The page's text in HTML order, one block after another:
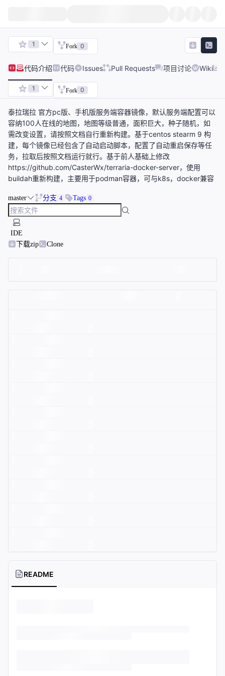
1 Fork 0
代码介绍 代码 Issues Pull Requests 项目讨论 Wiki
1 Fork 0
泰拉瑞拉 官方pc版、手机版服务端容器镜像，默认服务端配置可以
容纳100人在线的地图，地图等级普通，面积巨大，种子随机，如
需改变设置，请按照文档自行重新构建。基于centos stearm 9 构
建，每个镜像已经包含了自动启动脚本，配置了自动重启保存等任
务，拉取后按照文档运行就行。基于前人基础上修改
https://github.com/CasterWx/terraria-docker-server，使用
buildah重新构建，主要用于podman容器，可与k8s，docker兼容
master 分支 4 Tags 0
IDE
下载zip
Clone
README